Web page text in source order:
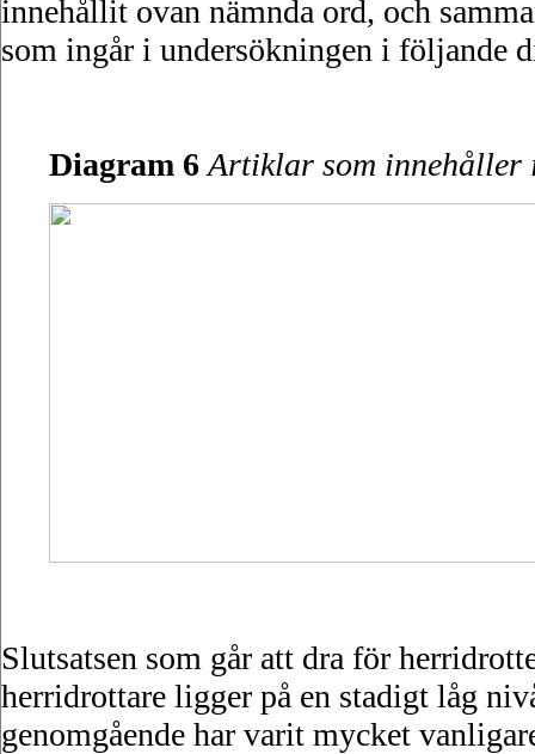
innehållit ovan nämnda ord, och
som ingår i undersökningen i följande
Diagram 6 Artiklar som
Slutsatsen som går att dra för
herridrottare ligger på en stadigt låg
genomgående har varit mycket